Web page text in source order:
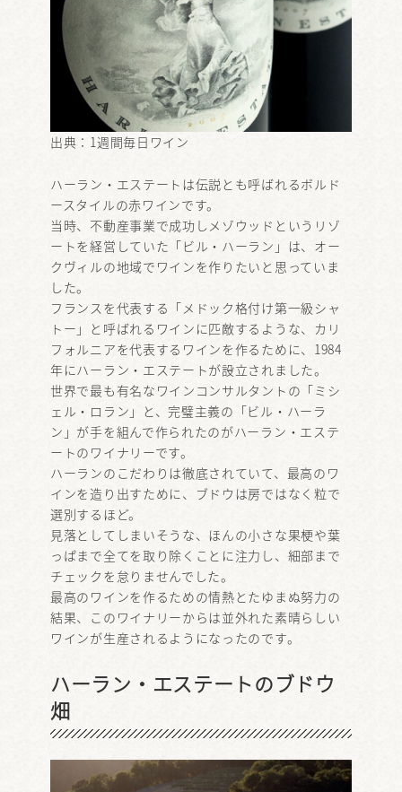
出典： 1週間毎日ワイン
ハーラン・エステートは伝説とも呼ばれるボルド
ースタイルの赤ワインです。
当時、不動産事業で成功しメゾウッドというリゾ
ートを経営していた「ビル・ハーラン」は、オー
クヴィルの地域でワインを作りたいと思っていま
した。
フランスを代表する「メドック格付け第一級シャ
トー」と呼ばれるワインに匹敵するような、カリ
フォルニアを代表するワインを作るために、1984
年にハーラン・エステートが設立されました。
世界で最も有名なワインコンサルタントの「ミシ
ェル・ロラン」と、完璧主義の「ビル・ハーラ
ン」が手を組んで作られたのがハーラン・エステ
ートのワイナリーです。
ハーランのこだわりは徹底されていて、最高のワ
インを造り出すために、ブドウは房ではなく粒で
選別するほど。
見落としてしまいそうな、ほんの小さな果梗や葉
っぱまで全てを取り除くことに注力し、細部まで
チェックを怠りませんでした。
最高のワインを作るための情熱とたゆまぬ努力の
結果、このワイナリーからは並外れた素晴らしい
ワインが生産されるようになったのです。
ハーラン・エステートのブドウ
畑